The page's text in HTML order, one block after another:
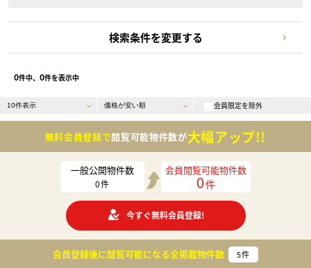
検索条件を変更する
0件中、 0件を表示中
会員限定を除外
無料会員登録で閲覧可能物件数が大幅アップ!!
一般公開物件数
0件
会員閲覧可能物件数
0件
今すぐ無料会員登録!
会員登録後に閲覧可能になる全掲載物件数 5件